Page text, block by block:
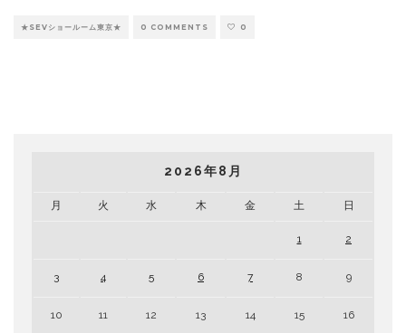
★SEVショールーム東京★ 0 COMMENTS 0
2026年8月
月 火 水 木 金 土 日
1 2
3 4 5 6 7 8 9
10 11 12 13 14 15 16